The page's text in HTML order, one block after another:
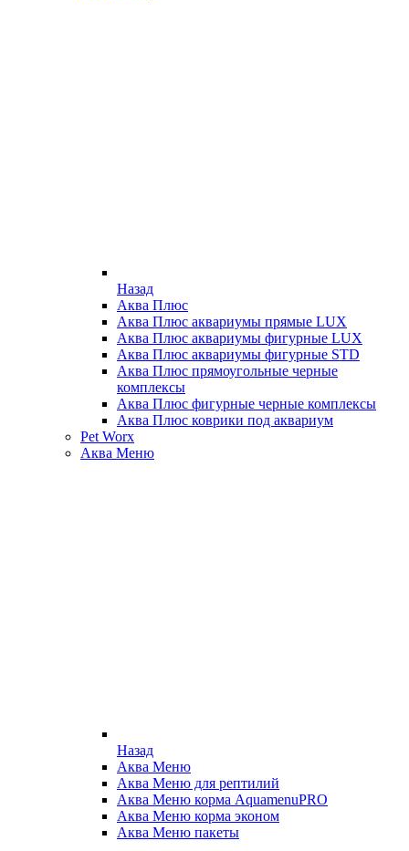
Назад
Аква Плюс
Аква Плюс аквариумы прямые LUX
Аква Плюс аквариумы фигурные LUX
Аква Плюс аквариумы фигурные STD
Аква Плюс прямоугольные черные
комплексы
Аква Плюс фигурные черные комплексы
Аква Плюс коврики под аквариум
Pet Worx
Аква Меню
Назад
Аква Меню
Аква Меню для рептилий
Аква Меню корма AquamenuPRO
Аква Меню корма эконом
Аква Меню пакеты